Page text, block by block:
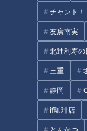
チャント！
友廣南実
北辻利寿
三重
静岡
if珈琲店
「腰痛」になりやす
タグ
チャント！